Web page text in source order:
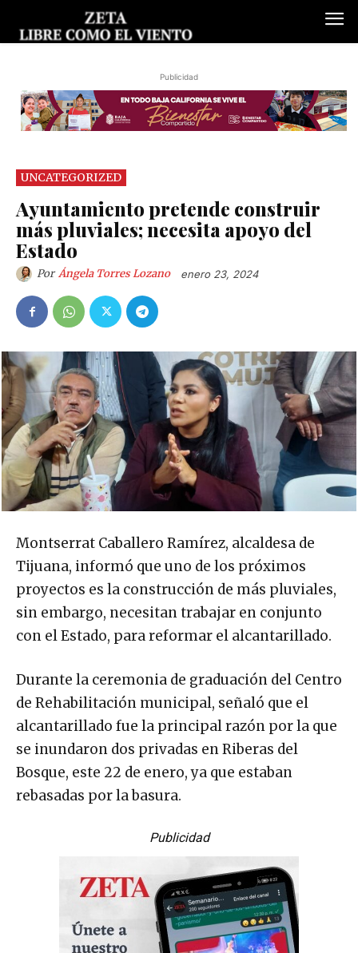
Publicidad
UNCATEGORIZED
Ayuntamiento pretende construir
más pluviales; necesita apoyo del
Estado
Por Ángela Torres Lozano enero 23, 2024
Montserrat Caballero Ramírez, alcaldesa de
Tijuana, informó que uno de los próximos
proyectos es la construcción de más pluviales,
sin embargo, necesitan trabajar en conjunto
con el Estado, para reformar el alcantarillado.
Durante la ceremonia de graduación del Centro
de Rehabilitación municipal, señaló que el
alcantarillado fue la principal razón por la que
se inundaron dos privadas en Riberas del
Bosque, este 22 de enero, ya que estaban
rebasadas por la basura.
Publicidad